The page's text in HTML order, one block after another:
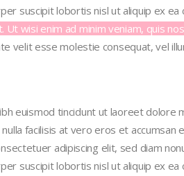
suscipit lobortis nisl ut aliquip ex
wisi enim ad minim veniam, quis
velit esse molestie consequat, vel
euismod tincidunt ut laoreet dolore
facilisis at vero eros et accumsan
adipiscing elit, sed diam
suscipit lobortis nisl ut aliquip ex